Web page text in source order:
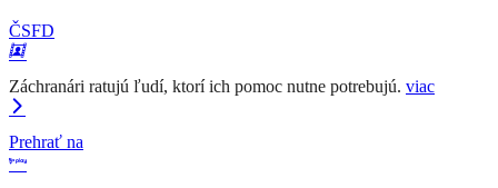
ČSFD
Záchranári ratujú ľudí, ktorí ich pomoc nutne potrebujú. viac
Prehrať na